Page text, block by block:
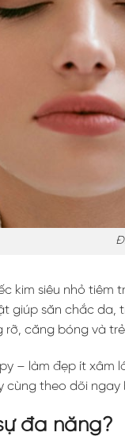
kim siêu nhỏ
giúp săn chắc da,
rỡ, căng bóng và
– làm đẹp ít
cùng theo dõi ngay
đa năng?